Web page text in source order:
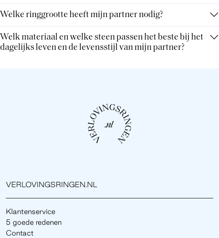
Welke ringgrootte heeft mijn partner nodig?
Welk materiaal en welke steen passen het beste bij het
dagelijks leven en de levensstijl van mijn partner?
VERLOVINGSRINGEN.NL
Klantenservice
5 goede redenen
Contact